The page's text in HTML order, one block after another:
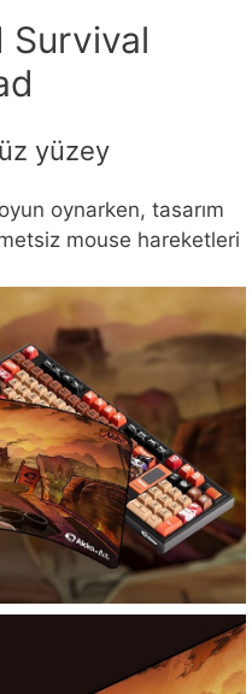
Survival
yüzey
oynarken, tasarım
mouse hareketleri